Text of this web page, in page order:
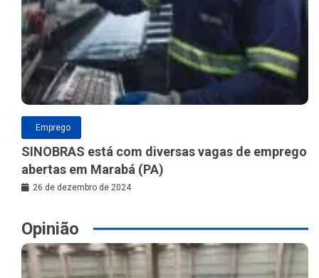
Emprego
SINOBRAS está com diversas vagas de emprego
abertas em Marabá (PA)
26 de dezembro de 2024
Opinião